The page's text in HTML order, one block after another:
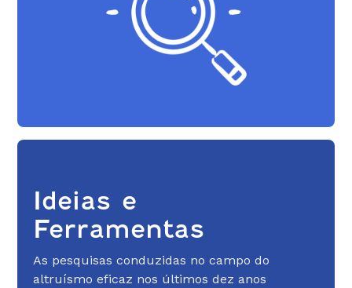
Ideias e
Ferramentas
As pesquisas conduzidas no campo do
altruísmo eficaz nos últimos dez anos